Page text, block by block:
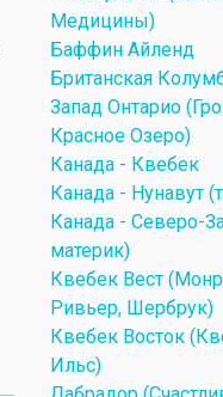
Медицины)
Баффин Айленд
Британская
Запад Онтарио
Красное Озеро)
Канада - Квебек
Канада - Нунавут
Канада - Северо-
материк)
Квебек Вест
Ривьер, Шербрук)
Квебек Восток
Ильс)